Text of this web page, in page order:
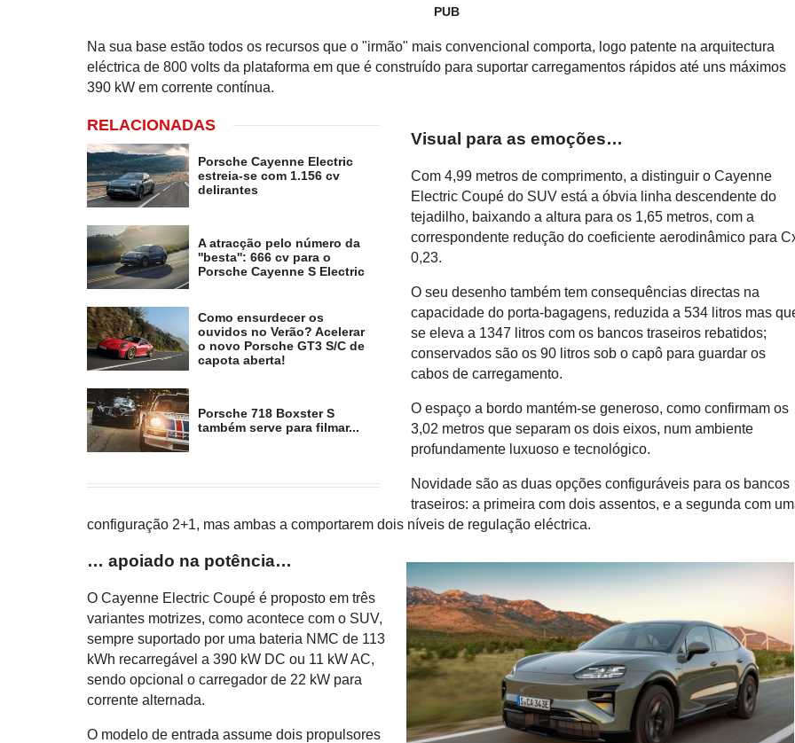
PUB
Na sua base estão todos os recursos que o "irmão" mais convencional comporta, logo patente na arquitectura
eléctrica de 800 volts da plataforma em que é construído para suportar carregamentos rápidos até uns máximos
390 kW em corrente contínua.
RELACIONADAS
Porsche Cayenne Electric
estreia-se com 1.156 cv
delirantes
A atracção pelo número da
''besta'': 666 cv para o
Porsche Cayenne S Electric
Como ensurdecer os
ouvidos no Verão? Acelerar
o novo Porsche GT3 S/C de
capota aberta!
Porsche 718 Boxster S
também serve para filmar...
Visual para as emoções…
Com 4,99 metros de comprimento, a distinguir o Cayenne
Electric Coupé do SUV está a óbvia linha descendente do
tejadilho, baixando a altura para os 1,65 metros, com a
correspondente redução do coeficiente aerodinâmico para
0,23.
O seu desenho também tem consequências directas na
capacidade do porta-bagagens, reduzida a 534 litros mas
se eleva a 1347 litros com os bancos traseiros rebatidos;
conservados são os 90 litros sob o capô para guardar os
cabos de carregamento.
O espaço a bordo mantém-se generoso, como confirmam os
3,02 metros que separam os dois eixos, num ambiente
profundamente luxuoso e tecnológico.
Novidade são as duas opções configuráveis para os bancos
traseiros: a primeira com dois assentos, e a segunda com
configuração 2+1, mas ambas a comportarem dois níveis de regulação eléctrica.
… apoiado na potência…
O Cayenne Electric Coupé é proposto em três
variantes motrizes, como acontece com o SUV,
sempre suportado por uma bateria NMC de 113
kWh recarregável a 390 kW DC ou 11 kW AC,
sendo opcional o carregador de 22 kW para
corrente alternada.
O modelo de entrada assume dois propulsores